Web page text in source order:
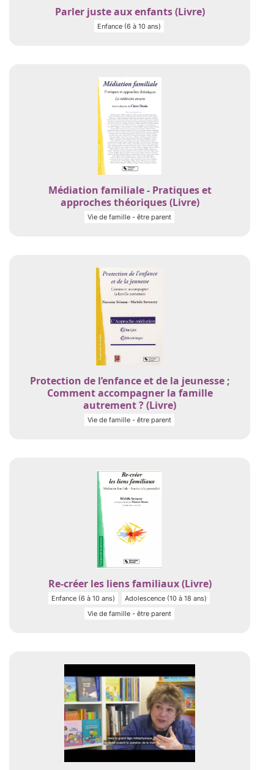
Parler juste aux enfants (Livre)
Enfance (6 à 10 ans)
Médiation familiale - Pratiques et
approches théoriques (Livre)
Vie de famille - être parent
Protection de l’enfance et de la jeunesse ;
Comment accompagner la famille
autrement ? (Livre)
Vie de famille - être parent
Re-créer les liens familiaux (Livre)
Enfance (6 à 10 ans)
Adolescence (10 à 18 ans)
Vie de famille - être parent